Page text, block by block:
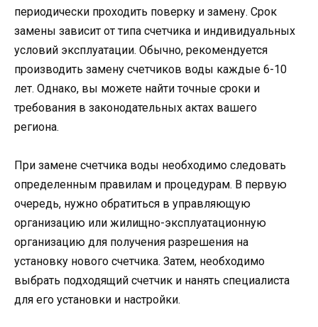
периодически проходить поверку и замену. Срок
замены зависит от типа счетчика и индивидуальных
условий эксплуатации. Обычно, рекомендуется
производить замену счетчиков воды каждые 6-10
лет. Однако, вы можете найти точные сроки и
требования в законодательных актах вашего
региона.
При замене счетчика воды необходимо следовать
определенным правилам и процедурам. В первую
очередь, нужно обратиться в управляющую
организацию или жилищно-эксплуатационную
организацию для получения разрешения на
установку нового счетчика. Затем, необходимо
выбрать подходящий счетчик и нанять специалиста
для его установки и настройки.